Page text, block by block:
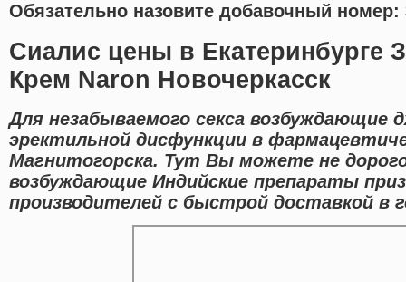
Обязательно назовите добавочный номер:
Сиалис цены в Екатеринбурге
Крем Naron Новочеркасск
Для незабываемого секса возбуждающие
эректильной дисфункции в
Магнитогорска. Тут Вы можете не
возбуждающие Индийские препараты
производителей с быстрой доставкой в